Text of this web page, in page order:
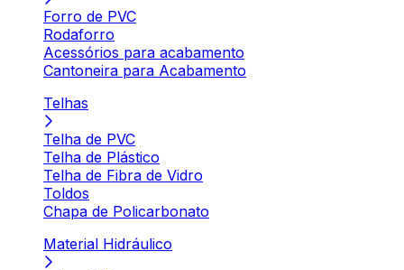
Forro de PVC
Rodaforro
Acessórios para acabamento
Cantoneira para Acabamento
Telhas
Telha de PVC
Telha de Plástico
Telha de Fibra de Vidro
Toldos
Chapa de Policarbonato
Material Hidráulico